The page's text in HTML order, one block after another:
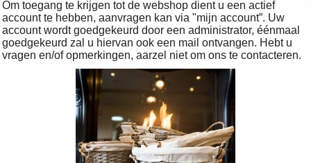
Om toegang te krijgen tot de webshop dient u een actief
account te hebben, aanvragen kan via "mijn account”. Uw
account wordt goedgekeurd door een administrator, éénmaal
goedgekeurd zal u hiervan ook een mail ontvangen. Hebt u
vragen en/of opmerkingen, aarzel niet om ons te contacteren.